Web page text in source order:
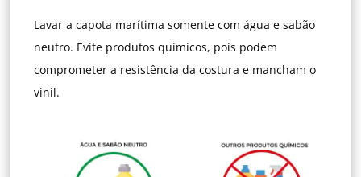
Lavar a capota marítima somente com água e sabão
neutro. Evite produtos químicos, pois podem
comprometer a resistência da costura e mancham o
vinil.